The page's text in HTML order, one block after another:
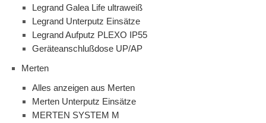
Legrand Galea Life ultraweiß
Legrand Unterputz Einsätze
Legrand Aufputz PLEXO IP55
Geräteanschlußdose UP/AP
Merten
Alles anzeigen aus Merten
Merten Unterputz Einsätze
MERTEN SYSTEM M